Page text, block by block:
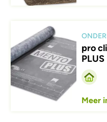
Afbeelding
pro
PLUS
Meer